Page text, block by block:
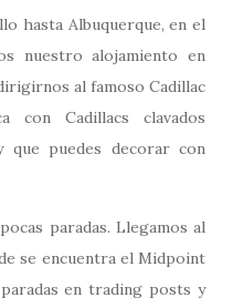
hasta Albuquerque, en el
nuestro alojamiento en
al famoso Cadillac
con Cadillacs clavados
puedes decorar con
paradas. Llegamos al
se encuentra el Midpoint
en trading posts y